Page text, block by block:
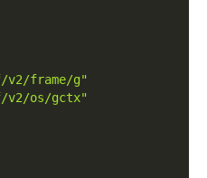
v2/frame/g"
v2/os/gctx"